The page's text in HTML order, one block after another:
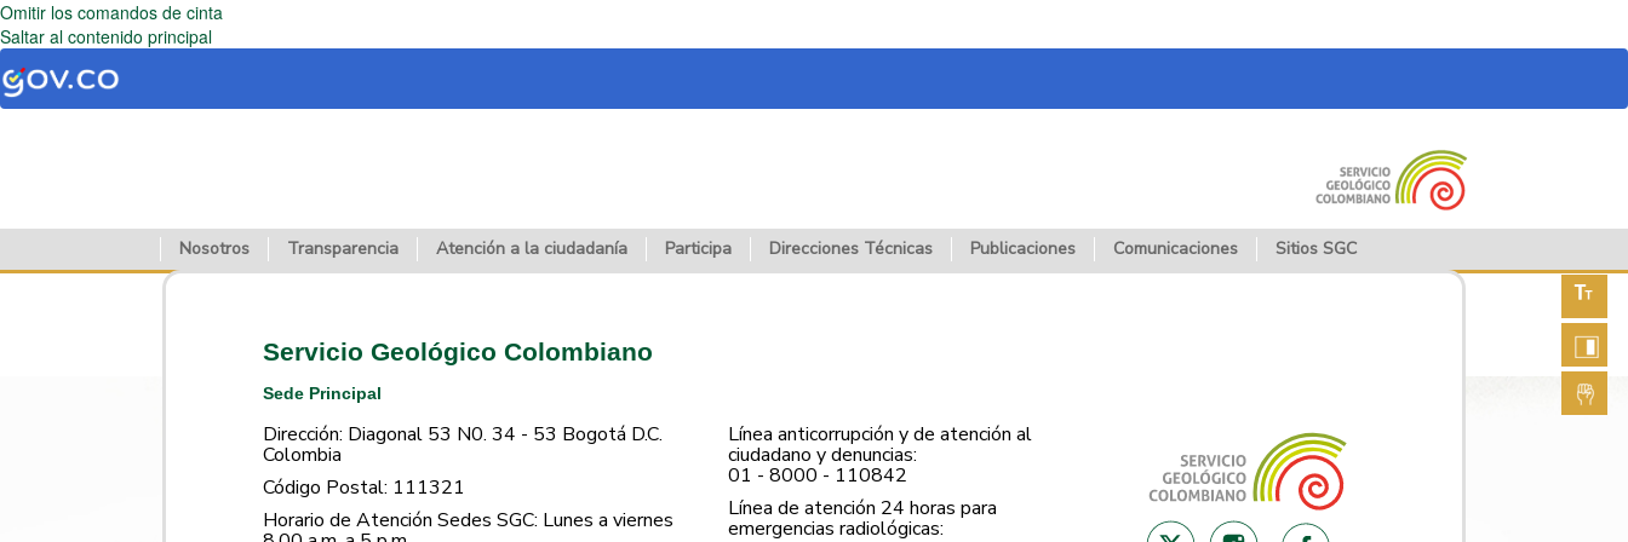
Omitir los comandos de cinta
Saltar al contenido principal
Nosotros Transparencia Atención a la ciudadanía Participa Direcciones Técnicas Publicaciones Comunicaciones Sitios SGC
fuente
Servicio Geológico Colombiano
Sede Principal
Dirección: Diagonal 53 N0. 34 - 53 Bogotá D.C.
Colombia
Código Postal: 111321
Horario de Atención Sedes SGC: Lunes a viernes
Línea anticorrupción y de atención al
ciudadano y denuncias:
01 - 8000 - 110842
Línea de atención 24 horas para
emergencias radiológicas: